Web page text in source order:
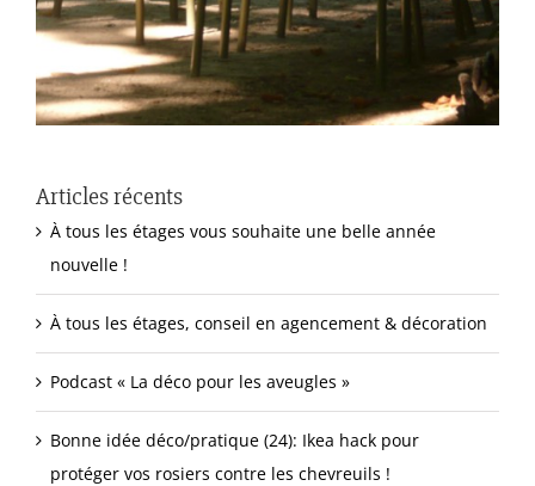
Articles récents
À tous les étages vous souhaite une belle année
nouvelle !
À tous les étages, conseil en agencement & décoration
Podcast « La déco pour les aveugles »
Bonne idée déco/pratique (24): Ikea hack pour
protéger vos rosiers contre les chevreuils !